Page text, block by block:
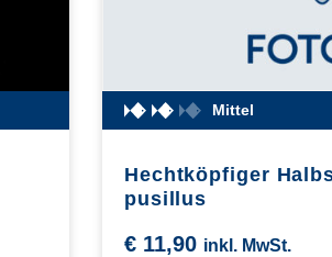
Mittel
Hechtköpfiger
pusillus
€11,90 inkl. MwSt.